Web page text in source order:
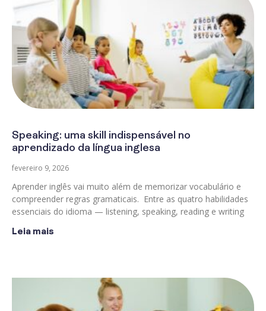
Speaking: uma skill indispensável no
aprendizado da língua inglesa
fevereiro 9, 2026
Aprender inglês vai muito além de memorizar vocabulário e
compreender regras gramaticais. Entre as quatro habilidades
essenciais do idioma — listening, speaking, reading e writing
Leia mais